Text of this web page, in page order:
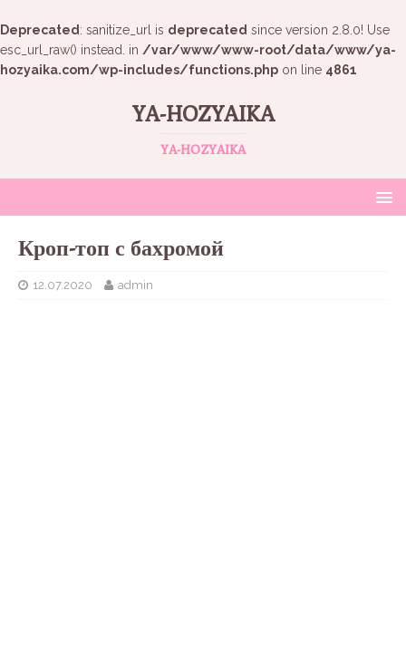
Deprecated : sanitize_url is deprecated since version 2.8.0! Use
esc_url_raw() instead. in /var/www/www-root/data/www/ya-
hozyaika.com/wp-includes/functions.php on line 4861
YA-HOZYAIKA
YA-HOZYAIKA
Кроп-топ с бахромой
12.07.2020 admin